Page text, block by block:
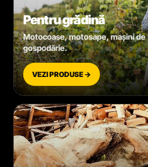
Pentru grădină
Motocoase, motosape, mașini
gospodărie.
VEZI PRODUSE →